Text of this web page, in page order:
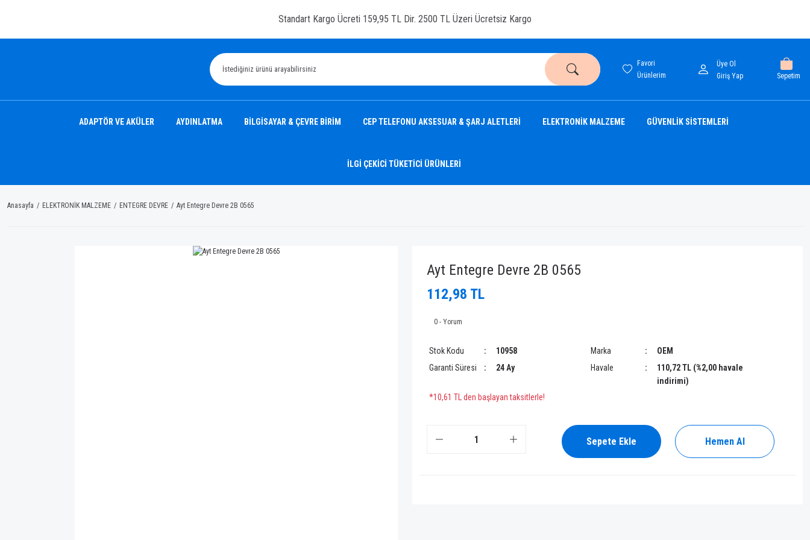
Standart Kargo Ücreti 159,95 TL Dir. 2500 TL Üzeri Ücretsiz Kargo
Favori
Ürünlerim
Giriş Yap
Üye Ol
Sepetim
ADAPTÖR VE AKÜLER AYDINLATMA BİLGİSAYAR & ÇEVRE BİRİM CEP TELEFONU AKSESUAR & ŞARJ ALETLERİ ELEKTRONİK MALZEME GÜVENLİK SİSTEMLERİ
İLGİ ÇEKİCİ TÜKETİCİ ÜRÜNLERİ
Anasayfa ELEKTRONİK MALZEME ENTEGRE DEVRE Ayt Entegre Devre 2B 0565
Ayt Entegre Devre 2B 0565
112,98 TL
0 - Yorum
Stok Kodu 10958 Marka
OEM
Garanti Süresi
24 Ay Havale
110,72 TL (%2,00 havale
indirimi)
*10,61 TL den başlayan taksitlerle!
Sepete Ekle Hemen Al